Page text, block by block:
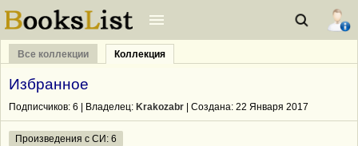
Все коллекции Коллекция
Избранное
Подписчиков: 6 | Владелец: Krakozabr | Cоздана: 22 Января 2017
Произведения с СИ: 6